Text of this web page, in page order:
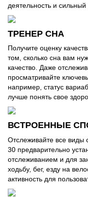
деятельность и
ТРЕНЕР СНА
Получите оценку
том, сколько сна вам
качество. Даже
просматривайте
например, статус
лучше понять свое
ВСТРОЕННЫЕ
Отслеживайте все виды
30 предварительно
отслеживанием и для
ходьбу, бег, езду на
активность для